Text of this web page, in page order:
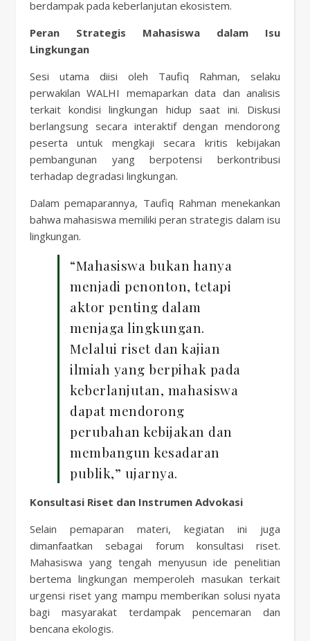
berdampak pada keberlanjutan ekosistem.
Peran Strategis Mahasiswa dalam Isu
Lingkungan
Sesi utama diisi oleh Taufiq Rahman, selaku
perwakilan WALHI memaparkan data dan analisis
terkait kondisi lingkungan hidup saat ini. Diskusi
berlangsung secara interaktif dengan mendorong
peserta untuk mengkaji secara kritis kebijakan
pembangunan yang berpotensi berkontribusi
terhadap degradasi lingkungan.
Dalam pemaparannya, Taufiq Rahman menekankan
bahwa mahasiswa memiliki peran strategis dalam isu
lingkungan.
“Mahasiswa bukan hanya
menjadi penonton, tetapi
aktor penting dalam
menjaga lingkungan.
Melalui riset dan kajian
ilmiah yang berpihak pada
keberlanjutan, mahasiswa
dapat mendorong
perubahan kebijakan dan
membangun kesadaran
publik,” ujarnya.
Konsultasi Riset dan Instrumen Advokasi
Selain pemaparan materi, kegiatan ini juga
dimanfaatkan sebagai forum konsultasi riset.
Mahasiswa yang tengah menyusun ide penelitian
bertema lingkungan memperoleh masukan terkait
urgensi riset yang mampu memberikan solusi nyata
bagi masyarakat terdampak pencemaran dan
bencana ekologis.